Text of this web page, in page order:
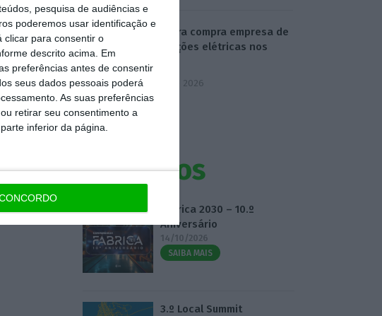
pesquisa de audiências e
poderemos usar identificação e
clicar para consentir o
descrito acima. Em
preferências antes de consentir
seus dados pessoais poderá
As suas preferências
retirar seu consentimento a
inferior da página.
Visabeira compra empresa de
instalações elétricas nos
EUA
5 Agosto 2026
Eventos
Fábrica 2030 – 10.º
Aniversário
14/10/2026
SAIBA MAIS
3.º Local Summit